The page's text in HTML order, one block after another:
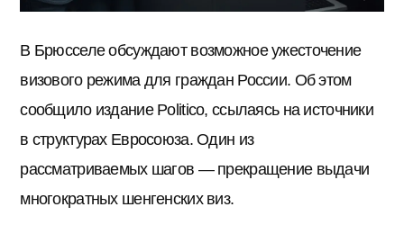
В Брюсселе обсуждают возможное ужесточение
визового режима для граждан России. Об этом
сообщило издание Politico, ссылаясь на источники
в структурах Евросоюза. Один из
рассматриваемых шагов — прекращение выдачи
многократных шенгенских виз.